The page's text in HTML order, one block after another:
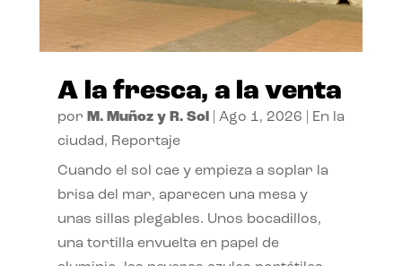
A la fresca, a la venta
por M. Muñoz y R. Sol| Ago 1, 2026
En la
ciudad, Reportaje
Cuando el sol cae y empieza a soplar la
brisa del mar, aparecen una mesa y
unas sillas plegables. Unos bocadillos,
una tortilla envuelta en papel de